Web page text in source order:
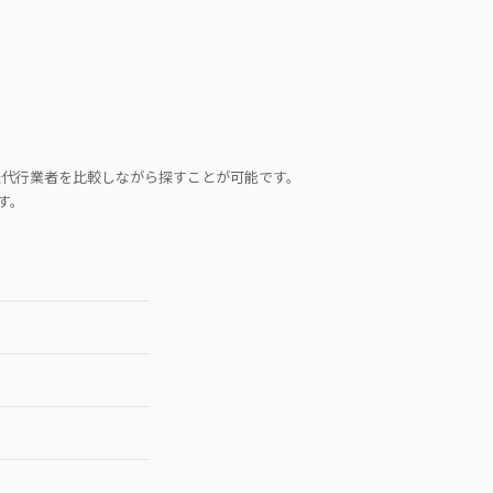
業者を比較しながら探すことが可能です。